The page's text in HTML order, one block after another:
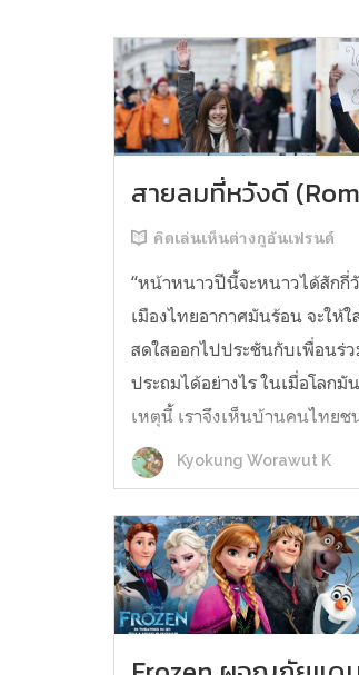
สายลมที่หวังดี
คิดเล่นเห็นต่างกูอันเฟรนด์
“หน้าหนาวปีนี้จะหนาวได้สักกี่
เมืองไทยอากาศมันร้อน จะให้
สดใสออกไปประชันกับเพื่อนร่
ประถมได้อย่างไร ในเมื่อโลก
เหตุนี้ เราจึงเห็นบ้านคนไทย
มากมายติดแอร์กันแทบทุกส่วน
ห้องนอน เรียกได้ว่าสมัยนี้ “เปิ
Kyokung Worawut K